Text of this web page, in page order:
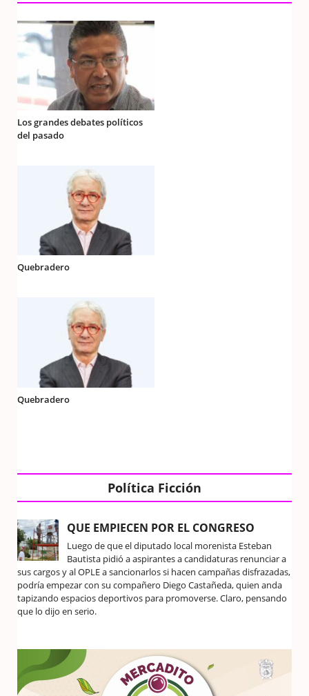
Los grandes debates políticos
del pasado
Quebradero
Quebradero
Política Ficción
QUE EMPIECEN POR EL CONGRESO
Luego de que el diputado local morenista Esteban
Bautista pidió a aspirantes a candidaturas renunciar a
sus cargos y al OPLE a sancionarlos si hacen campañas disfrazadas,
podría empezar con su compañero Diego Castañeda, quien anda
tapizando espacios deportivos para promoverse. Claro, pensando
que lo dijo en serio.